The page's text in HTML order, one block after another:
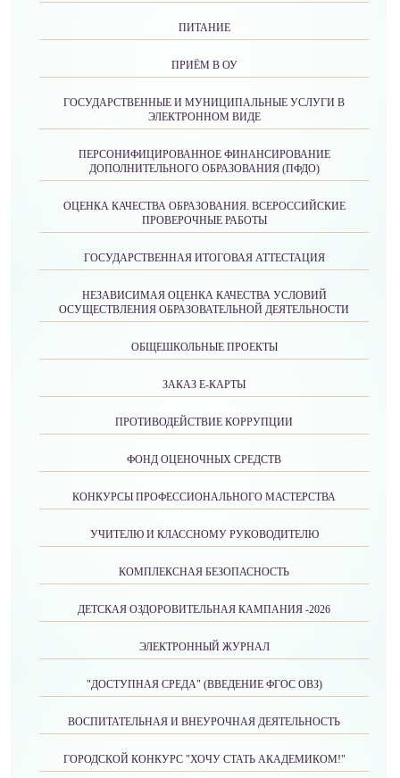
ПИТАНИЕ
ПРИЁМ В ОУ
ГОСУДАРСТВЕННЫЕ И МУНИЦИПАЛЬНЫЕ УСЛУГИ В
ЭЛЕКТРОННОМ ВИДЕ
ПЕРСОНИФИЦИРОВАННОЕ ФИНАНСИРОВАНИЕ
ДОПОЛНИТЕЛЬНОГО ОБРАЗОВАНИЯ (ПФДО)
ОЦЕНКА КАЧЕСТВА ОБРАЗОВАНИЯ. ВСЕРОССИЙСКИЕ
ПРОВЕРОЧНЫЕ РАБОТЫ
ГОСУДАРСТВЕННАЯ ИТОГОВАЯ АТТЕСТАЦИЯ
НЕЗАВИСИМАЯ ОЦЕНКА КАЧЕСТВА УСЛОВИЙ
ОСУЩЕСТВЛЕНИЯ ОБРАЗОВАТЕЛЬНОЙ ДЕЯТЕЛЬНОСТИ
ОБЩЕШКОЛЬНЫЕ ПРОЕКТЫ
ЗАКАЗ Е-КАРТЫ
ПРОТИВОДЕЙСТВИЕ КОРРУПЦИИ
ФОНД ОЦЕНОЧНЫХ СРЕДСТВ
КОНКУРСЫ ПРОФЕССИОНАЛЬНОГО МАСТЕРСТВА
УЧИТЕЛЮ И КЛАССНОМУ РУКОВОДИТЕЛЮ
КОМПЛЕКСНАЯ БЕЗОПАСНОСТЬ
ДЕТСКАЯ ОЗДОРОВИТЕЛЬНАЯ КАМПАНИЯ -2026
ЭЛЕКТРОННЫЙ ЖУРНАЛ
"ДОСТУПНАЯ СРЕДА" (ВВЕДЕНИЕ ФГОС ОВЗ)
ВОСПИТАТЕЛЬНАЯ И ВНЕУРОЧНАЯ ДЕЯТЕЛЬНОСТЬ
ГОРОДСКОЙ КОНКУРС "ХОЧУ СТАТЬ АКАДЕМИКОМ!"